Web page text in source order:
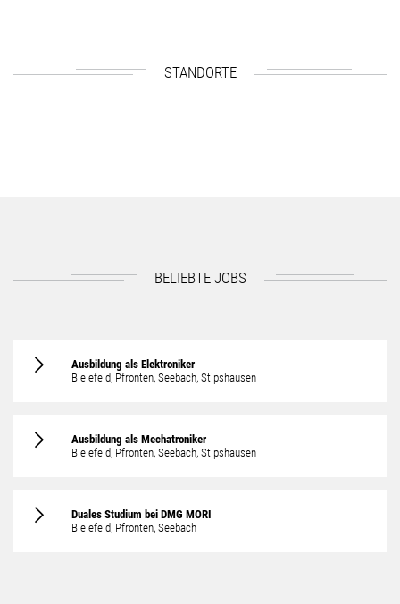
STANDORTE
BELIEBTE JOBS
Ausbildung als Elektroniker
Bielefeld, Pfronten, Seebach, Stipshausen
Ausbildung als Mechatroniker
Bielefeld, Pfronten, Seebach, Stipshausen
Duales Studium bei DMG MORI
Bielefeld, Pfronten, Seebach